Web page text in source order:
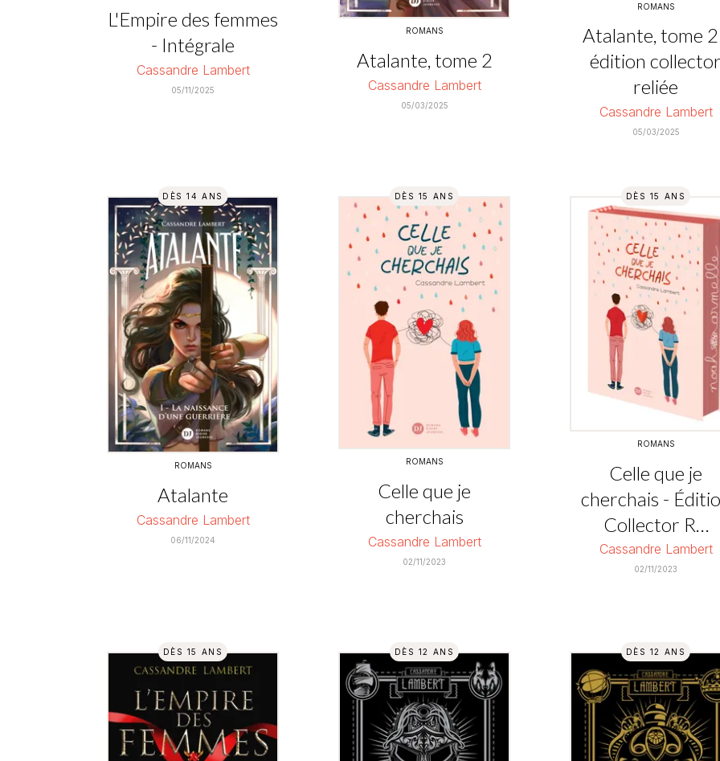
L'Empire des femmes
- Intégrale
Cassandre Lambert
05/11/2025
ROMANS
Atalante, tome 2
Cassandre Lambert
05/03/2025
ROMANS
Atalante, tome
édition collector
reliée
Cassandre Lambert
05/03/2025
DÈS 14 ANS
ROMANS
Atalante
Cassandre Lambert
06/11/2024
DÈS 15 ANS
ROMANS
Celle que je
cherchais
Cassandre Lambert
02/11/2023
DÈS 15 ANS
ROMANS
Celle que je
cherchais -
Collector R…
Cassandre Lambert
02/11/2023
DÈS 15 ANS DÈS 12 ANS DÈS 12 ANS